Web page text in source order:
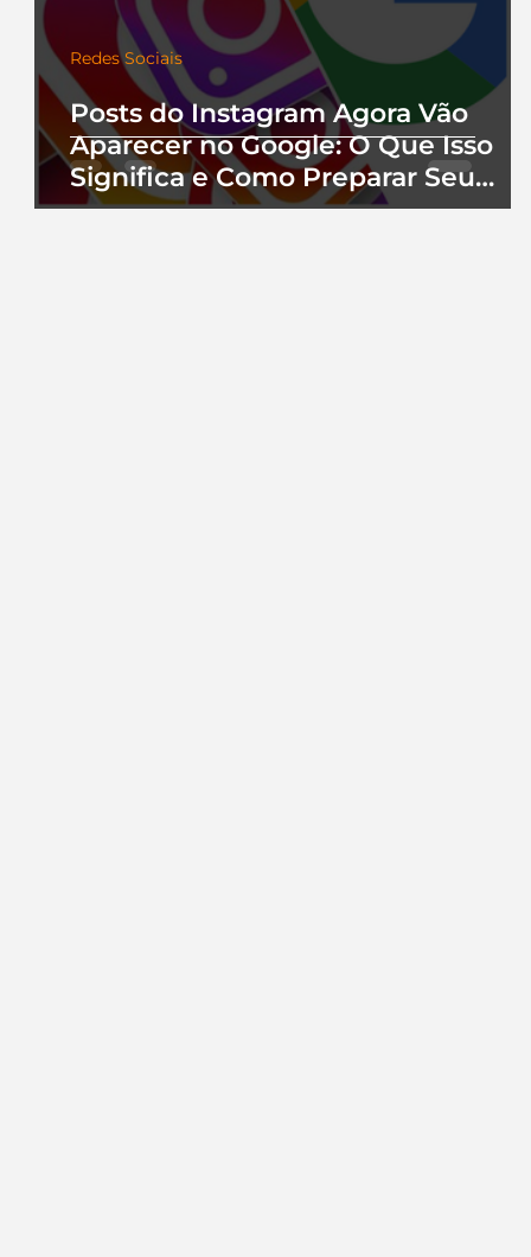
Posts do Instagram Agora Vão
Aparecer no Google: O Que Isso
Significa e Como Preparar Seu
Perfil
Redes Sociais